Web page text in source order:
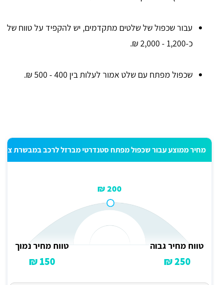
עבור שכפול של שלטים מתקדמים, יש להקפיד על טווח של
כ-1,200 - 2,000 ₪.
שכפול מפתח עם שלט אמור לעלות בין 400 - 500 ₪.
מחיר ממוצע עבור שכפול מפתח סטנדרטי מברזל לרכב במבשרת ציון
200 ₪
טווח מחיר גבוה
250 ₪
טווח מחיר נמוך
150 ₪